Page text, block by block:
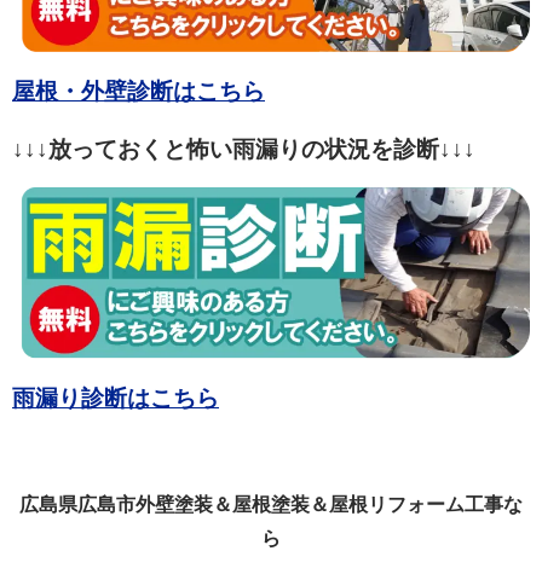
屋根・外壁診断はこちら
↓↓↓放っておくと怖い雨漏りの状況を診断↓↓↓
雨漏り診断はこちら
広島県広島市外壁塗装＆屋根塗装＆屋根リフォーム工事な
ら